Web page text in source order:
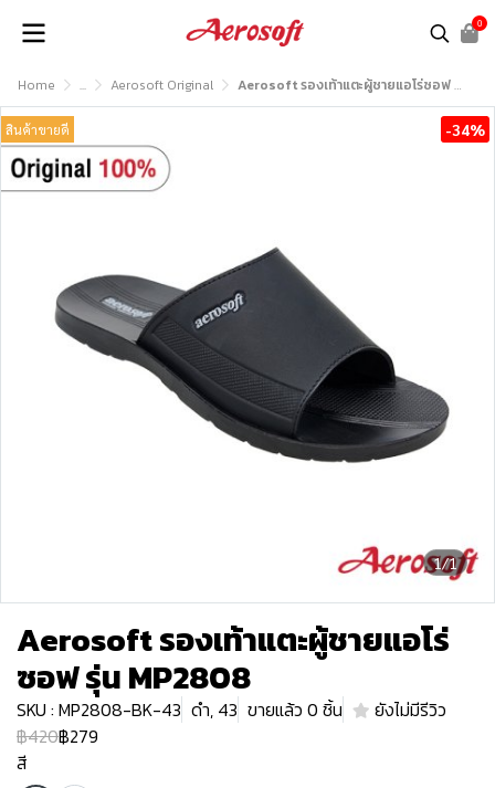
0
Home ... Aerosoft Original Aerosoft รองเท้าแตะผู้ชายแอโร่ซอฟ รุ่น MP2808
1/1
สินค้าขายดี -34%
Aerosoft รองเท้าแตะผู้ชายแอโร่
ซอฟ รุ่น MP2808
SKU : MP2808-BK-43 ดำ, 43 ขายแล้ว 0 ชิ้น
ยังไม่มีรีวิว
฿420฿279
สี